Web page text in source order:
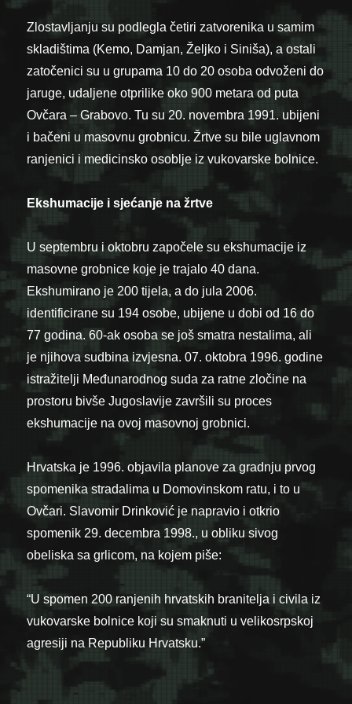
Zlostavljanju su podlegla četiri zatvorenika u samim
skladištima (Kemo, Damjan, Željko i Siniša), a ostali
zatočenici su u grupama 10 do 20 osoba odvoženi do
jaruge, udaljene otprilike oko 900 metara od puta
Ovčara – Grabovo. Tu su 20. novembra 1991. ubijeni
i bačeni u masovnu grobnicu. Žrtve su bile uglavnom
ranjenici i medicinsko osoblje iz vukovarske bolnice.
Ekshumacije i sjećanje na žrtve
U septembru i oktobru započele su ekshumacije iz
masovne grobnice koje je trajalo 40 dana.
Ekshumirano je 200 tijela, a do jula 2006.
identificirane su 194 osobe, ubijene u dobi od 16 do
77 godina. 60-ak osoba se još smatra nestalima, ali
je njihova sudbina izvjesna. 07. oktobra 1996. godine
istražitelji Međunarodnog suda za ratne zločine na
prostoru bivše Jugoslavije završili su proces
ekshumacije na ovoj masovnoj grobnici.
Hrvatska je 1996. objavila planove za gradnju prvog
spomenika stradalima u Domovinskom ratu, i to u
Ovčari. Slavomir Drinković je napravio i otkrio
spomenik 29. decembra 1998., u obliku sivog
obeliska sa grlicom, na kojem piše:
“U spomen 200 ranjenih hrvatskih branitelja i civila iz
vukovarske bolnice koji su smaknuti u velikosrpskoj
agresiji na Republiku Hrvatsku.”